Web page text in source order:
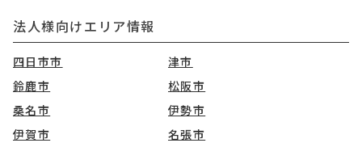
法人様向けエリア情報
四日市市
津市
鈴鹿市
松阪市
桑名市
伊勢市
伊賀市
名張市